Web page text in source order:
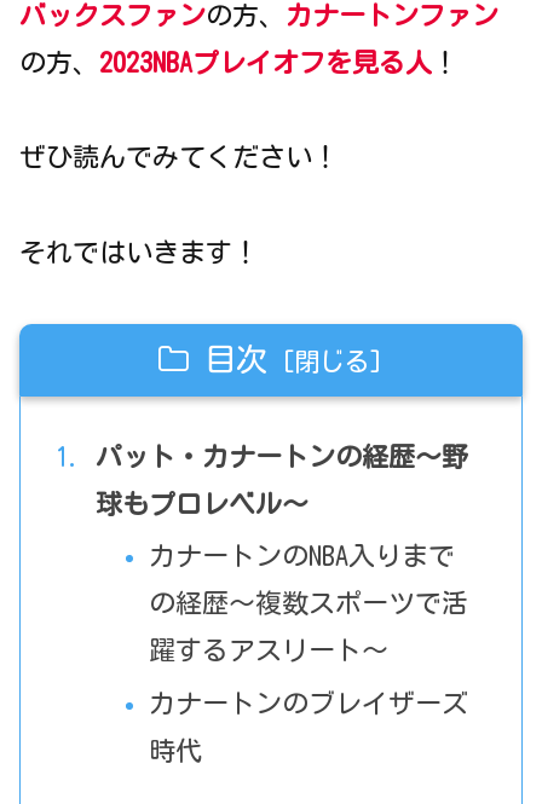
バックスファンの方、 カナートンファン
の方、 2023NBAプレイオフを見る人 ！
ぜひ読んでみてください！
それではいきます！
目次
パット・カナートンの経歴～野
球もプロレベル～
カナートンのNBA入りまで
の経歴～複数スポーツで活
躍するアスリート～
カナートンのブレイザーズ
時代